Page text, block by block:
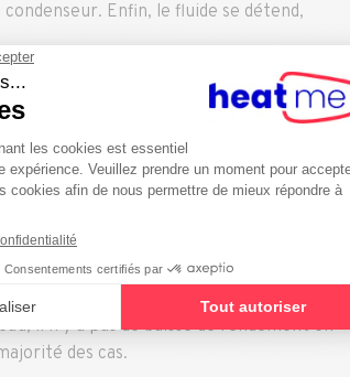
Enfin, le fluide se détend,
température en une chaleur utilisable
élevé ?
grâce à la stabilité de la
de SCOP sur l’année. Concrètement,
4 à 6 kWh de chaleur.
de chaleur ne dépend pas des
il n’y a pas de baisse de rendement en
des cas.